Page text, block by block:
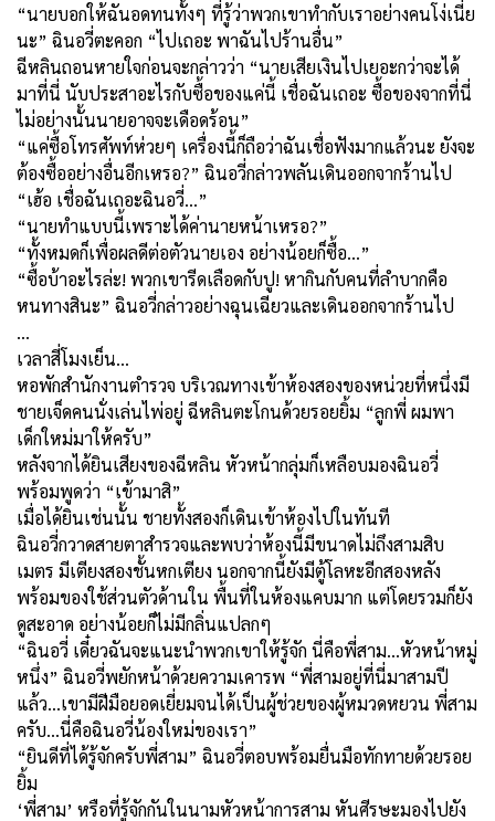
“นายบอกให้ฉันอดทนทั้งๆ ที่รู้ว่าพวกเขาทำกับเราอย่างคนโง่เนี่ย
นะ” ฉินอวี่ตะคอก “ไปเถอะ พาฉันไปร้านอื่น”
ฉีหลินถอนหายใจก่อนจะกล่าวว่า “นายเสียเงินไปเยอะกว่าจะได้
มาที่นี่ นับประสาอะไรกับซื้อของแค่นี้ เชื่อฉันเถอะ ซื้อของจากที่นี่
ไม่อย่างนั้นนายอาจจะเดือดร้อน”
“แค่ซื้อโทรศัพท์ห่วยๆ เครื่องนี้ก็ถือว่าฉันเชื่อฟังมากแล้วนะ ยังจะ
ต้องซื้ออย่างอื่นอีกเหรอ?” ฉินอวี่กล่าวพลันเดินออกจากร้านไป
“เฮ้อ เชื่อฉันเถอะฉินอวี่...”
“นายทำแบบนี้เพราะได้ค่านายหน้าเหรอ?”
“ทั้งหมดก็เพื่อผลดีต่อตัวนายเอง อย่างน้อยก็ซื้อ...”
“ซื้อบ้าอะไรล่ะ! พวกเขารีดเลือดกับปู! หากินกับคนที่ลำบากคือ
หนทางสินะ” ฉินอวี่กล่าวอย่างฉุนเฉียวและเดินออกจากร้านไป
…
เวลาสี่โมงเย็น...
หอพักสำนักงานตำรวจ บริเวณทางเข้าห้องสองของหน่วยที่หนึ่งมี
ชายเจ็ดคนนั่งเล่นไพ่อยู่ ฉีหลินตะโกนด้วยรอยยิ้ม “ลูกพี่ ผมพา
เด็กใหม่มาให้ครับ”
หลังจากได้ยินเสียงของฉีหลิน หัวหน้ากลุ่มก็เหลือบมองฉินอวี่
พร้อมพูดว่า “เข้ามาสิ”
เมื่อได้ยินเช่นนั้น ชายทั้งสองก็เดินเข้าห้องไปในทันที
ฉินอวี่กวาดสายตาสำรวจและพบว่าห้องนี้มีขนาดไม่ถึงสามสิบ
เมตร มีเตียงสองชั้นหกเตียง นอกจากนี้ยังมีตู้โลหะอีกสองหลัง
พร้อมของใช้ส่วนตัวด้านใน พื้นที่ในห้องแคบมาก แต่โดยรวมก็ยัง
ดูสะอาด อย่างน้อยก็ไม่มีกลิ่นแปลกๆ
“ฉินอวี่ เดี๋ยวฉันจะแนะนำพวกเขาให้รู้จัก นี่คือพี่สาม...หัวหน้าหมู่
หนึ่ง” ฉินอวี่พยักหน้าด้วยความเคารพ “พี่สามอยู่ที่นี่มาสามปี
แล้ว...เขามีฝีมือยอดเยี่ยมจนได้เป็นผู้ช่วยของผู้หมวดหยวน พี่สาม
ครับ...นี่คือฉินอวี่น้องใหม่ของเรา”
“ยินดีที่ได้รู้จักครับพี่สาม” ฉินอวี่ตอบพร้อมยื่นมือทักทายด้วยรอย
ยิ้ม
‘พี่สาม’ หรือที่รู้จักกันในนามหัวหน้าการสาม หันศีรษะมองไปยัง